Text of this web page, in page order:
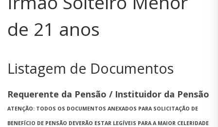
de 21 anos
Listagem de Documentos
Requerente da Pensão / Instituidor da Pensão
ATENÇÃO: TODOS OS DOCUMENTOS ANEXADOS PARA SOLICITAÇÃO DE
BENEFÍCIO DE PENSÃO DEVERÃO ESTAR LEGÍVEIS PARA A MAIOR CELERIDADE